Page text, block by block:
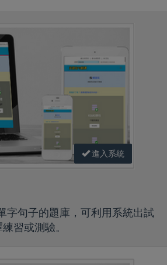
進入系統
字句子的題庫，可利用系統出試
習或測驗。